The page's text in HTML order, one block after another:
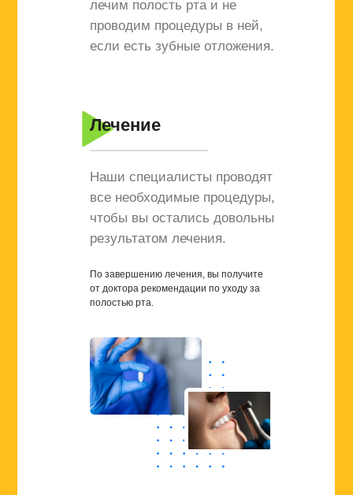
лечим полость рта и не
проводим процедуры в ней,
если есть зубные отложения.
Наши специалисты проводят
все необходимые процедуры,
чтобы вы остались довольны
результатом лечения.
Лечение
По завершению лечения, вы получите
от доктора рекомендации по уходу за
полостью рта.